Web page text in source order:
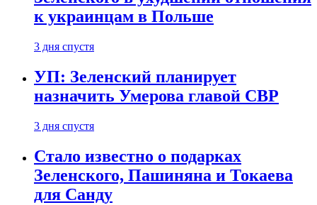
к украинцам в Польше
3 дня спустя
УП: Зеленский планирует
назначить Умерова главой СВР
3 дня спустя
Стало известно о подарках
Зеленского, Пашиняна и Токаева
для Санду